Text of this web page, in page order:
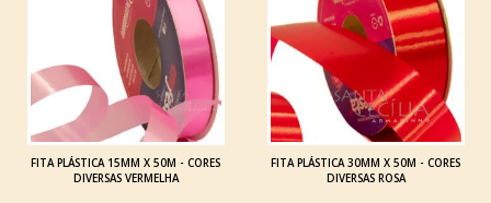
FITA PLÁSTICA 15MM X 50M - CORES
DIVERSAS VERMELHA
FITA PLÁSTICA 30MM X 50M - CORES
DIVERSAS ROSA